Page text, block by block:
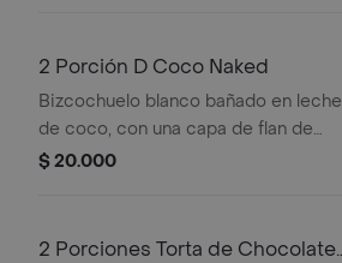
2 Porción D Coco Naked
Bizcochuelo blanco bañado en leche
de coco, con una capa de flan de
coco y arequipe; decorado con coco
$ 20.000
2 Porciones Torta de Chocolate